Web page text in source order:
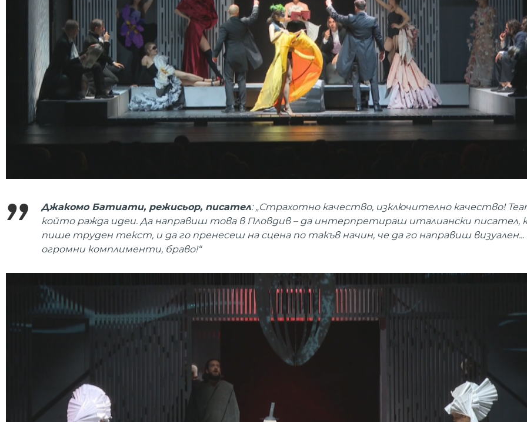
Джакомо Батиати, режисьор, писател: „Страхотно качество, изключително качество!
който ражда идеи. Да направиш това в Пловдив – да интерпретираш италиански писател,
пише труден текст, и да го пренесеш на сцена по такъв начин, че да го направиш визуален...
огромни комплименти, браво!“